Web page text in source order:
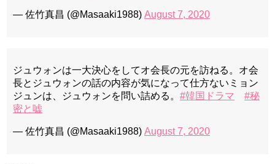
— 佐竹真昌 (@Masaaki1988) August 7, 2020
ジュウォンは一大決心をしてオ会長の元を訪ねる。オ会
長とジュウォンの話の内容が気になって仕方ないミョン
ジュンは、ジュウォンを問い詰める。 #韓国ドラマ
#秘
密と嘘
— 佐竹真昌 (@Masaaki1988) August 7, 2020